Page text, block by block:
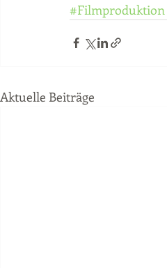
#Filmproduktion
Aktuelle Beiträge